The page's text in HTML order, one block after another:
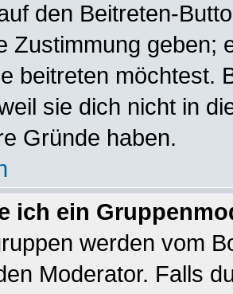
den Beitreten-
Zustimmung geben;
beitreten möchtest.
sie dich nicht in
Gründe haben.
ich ein
werden vom
Moderator. Falls